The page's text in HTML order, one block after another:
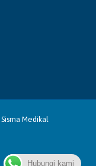
Sisma Medikal
Hubungi kami